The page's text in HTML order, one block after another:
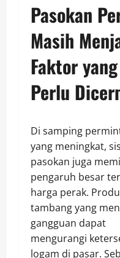
Pasokan
Masih
Faktor yang
Perlu
Di samping
yang meningkat,
pasokan juga
pengaruh besar
harga perak.
tambang yang
gangguan dapat
mengurangi
logam di pasar.